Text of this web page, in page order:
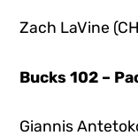
Zach LaVine
Bucks 102 –
Giannis